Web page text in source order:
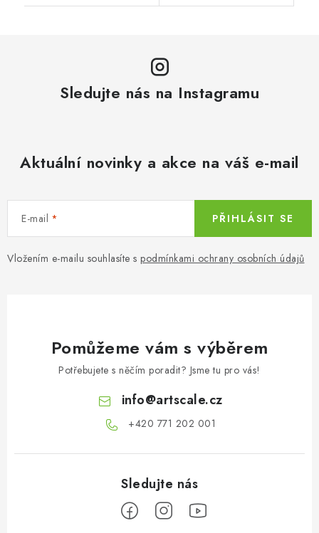
Sledujte nás na Instagramu
Aktuální novinky a akce na váš e-mail
E-mail
Vložením e-mailu souhlasíte s podmínkami ochrany osobních údajů
PŘIHLÁSIT SE
Pomůžeme vám s výběrem
Potřebujete s něčím poradit? Jsme tu pro vás!
info@artscale.cz
+420 771 202 001​